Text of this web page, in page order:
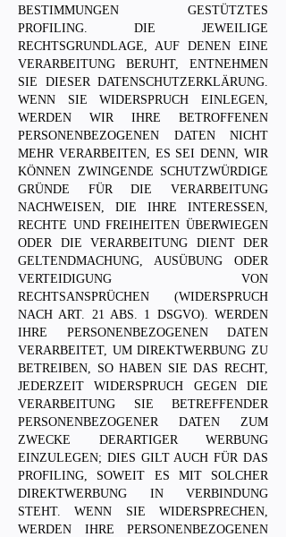
BESTIMMUNGEN GESTÜTZTES
PROFILING. DIE JEWEILIGE
RECHTSGRUNDLAGE, AUF DENEN EINE
VERARBEITUNG BERUHT, ENTNEHMEN
SIE DIESER DATENSCHUTZERKLÄRUNG.
WENN SIE WIDERSPRUCH EINLEGEN,
WERDEN WIR IHRE BETROFFENEN
PERSONENBEZOGENEN DATEN NICHT
MEHR VERARBEITEN, ES SEI DENN, WIR
KÖNNEN ZWINGENDE SCHUTZWÜRDIGE
GRÜNDE FÜR DIE VERARBEITUNG
NACHWEISEN, DIE IHRE INTERESSEN,
RECHTE UND FREIHEITEN ÜBERWIEGEN
ODER DIE VERARBEITUNG DIENT DER
GELTENDMACHUNG, AUSÜBUNG ODER
VERTEIDIGUNG VON
RECHTSANSPRÜCHEN (WIDERSPRUCH
NACH ART. 21 ABS. 1 DSGVO). WERDEN
IHRE PERSONENBEZOGENEN DATEN
VERARBEITET, UM DIREKTWERBUNG ZU
BETREIBEN, SO HABEN SIE DAS RECHT,
JEDERZEIT WIDERSPRUCH GEGEN DIE
VERARBEITUNG SIE BETREFFENDER
PERSONENBEZOGENER DATEN ZUM
ZWECKE DERARTIGER WERBUNG
EINZULEGEN; DIES GILT AUCH FÜR DAS
PROFILING, SOWEIT ES MIT SOLCHER
DIREKTWERBUNG IN VERBINDUNG
STEHT. WENN SIE WIDERSPRECHEN,
WERDEN IHRE PERSONENBEZOGENEN